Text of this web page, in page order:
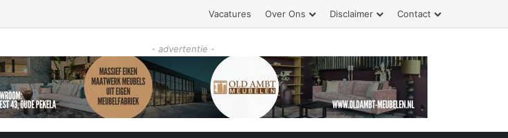
Vacatures Over Ons Disclaimer Contact
- advertentie -